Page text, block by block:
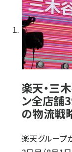
楽天・三
ン全店舗
の物流戦
楽天グループ